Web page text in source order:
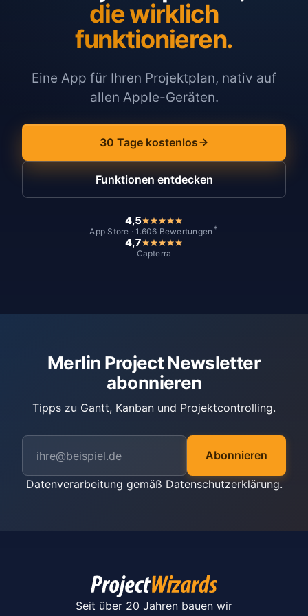
die wirklich
funktionieren.
Eine App für Ihren Projektplan, nativ auf
allen Apple-Geräten.
30 Tage kostenlos
Funktionen entdecken
4,5
App Store · 1.606 Bewertungen *
4,7
Capterra
Merlin Project Newsletter
abonnieren
Tipps zu Gantt, Kanban und Projektcontrolling.
Abonnieren
Datenverarbeitung gemäß Datenschutzerklärung.
Seit über 20 Jahren bauen wir